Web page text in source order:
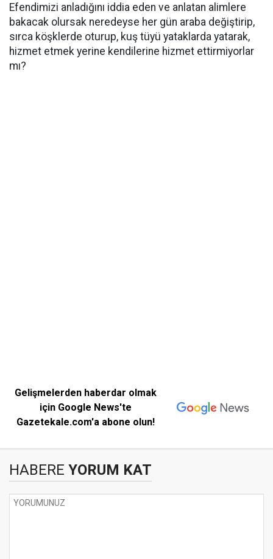
Efendimizi anladığını iddia eden ve anlatan alimlere
bakacak olursak neredeyse her gün araba değiştirip,
sırca köşklerde oturup, kuş tüyü yataklarda yatarak,
hizmet etmek yerine kendilerine hizmet ettirmiyorlar
mı?
Gelişmelerden haberdar olmak
için Google News'te
Gazetekale.com'a abone olun!
HABERE YORUM KAT